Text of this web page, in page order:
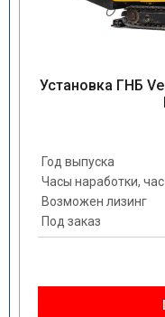
Установка ГНБ
Год выпуска
Часы наработки, час
Возможен лизинг
Под заказ